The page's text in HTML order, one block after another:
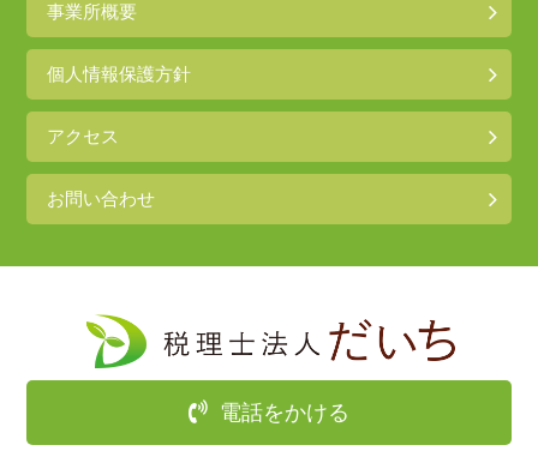
事業所概要
個人情報保護方針
アクセス
お問い合わせ
電話をかける